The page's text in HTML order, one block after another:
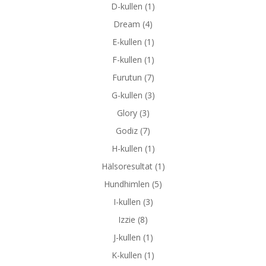
D-kullen (1)
Dream (4)
E-kullen (1)
F-kullen (1)
Furutun (7)
G-kullen (3)
Glory(3)
Godiz (7)
H-kullen (1)
Hälsoresultat(1)
Hundhimlen (5)
I-kullen (3)
Izzie (8)
J-kullen (1)
K-kullen (1)